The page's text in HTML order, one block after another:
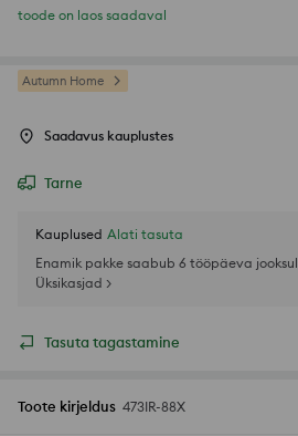
toode on laos saadaval
Autumn Home
Saadavus kauplustes
Tarne
Kauplused Alati tasuta
Enamik pakke saabub 6 tööpäeva jooksul
Üksikasjad >
Tasuta tagastamine
Toote kirjeldus 473IR-88X